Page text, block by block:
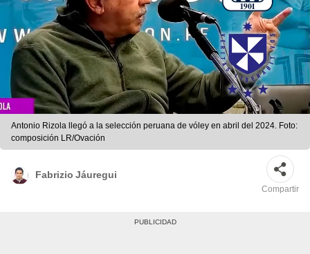
Antonio Rizola llegó a la selección peruana de vóley en abril del 2024. Foto:
composición LR/Ovación
Fabrizio Jáuregui
Compartir